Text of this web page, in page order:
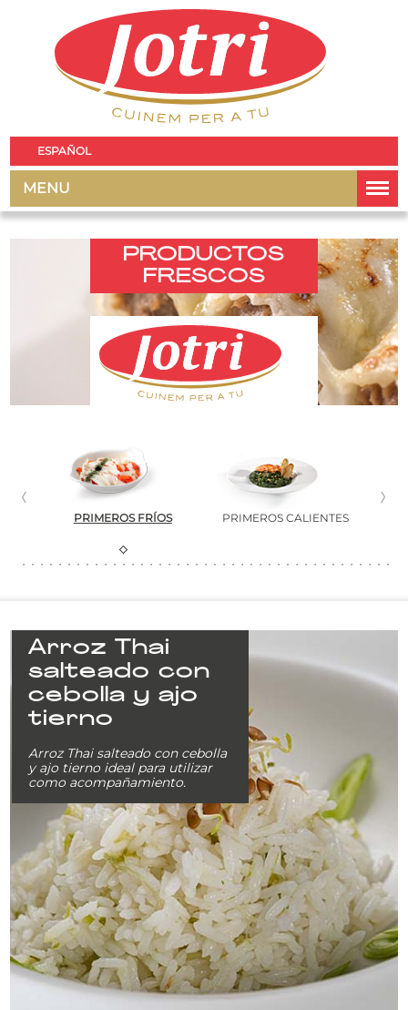
ESPAÑOL
MENU
PRODUCTOS
FRESCOS
PRIMEROS FRÍOS PRIMEROS CALIENTES
Arroz Thai
salteado con
cebolla y ajo
tierno
Arroz Thai salteado con cebolla
y ajo tierno ideal para utilizar
como acompañamiento.